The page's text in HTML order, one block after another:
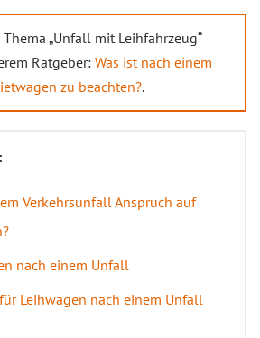
„Unfall mit Leihfahrzeug“
Ratgeber: Was ist nach einem
zu beachten?.
Verkehrsunfall Anspruch auf
nach einem Unfall
Leihwagen nach einem Unfall